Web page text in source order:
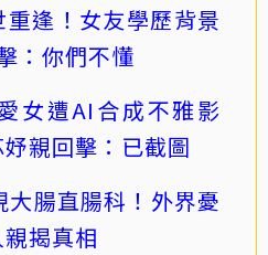
逢！女友學歷背景
：你們不懂
女遭AI合成不雅影
親回擊：已截圖
大腸直腸科！外界憂
揭真相